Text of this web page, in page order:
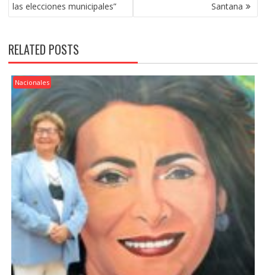
las elecciones municipales” Santana
RELATED POSTS
Nacionales